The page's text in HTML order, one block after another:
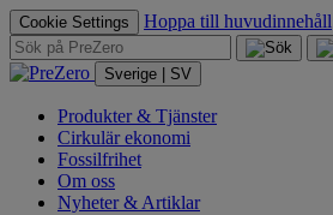
Cookie Settings Hoppa till huvudinnehåll
Sverige | SV
Produkter & Tjänster
Cirkulär ekonomi
Fossilfrihet
Om oss
Nyheter & Artiklar